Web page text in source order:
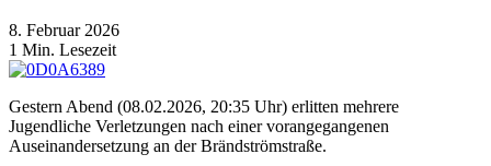
8. Februar 2026
1 Min. Lesezeit
Gestern Abend (08.02.2026, 20:35 Uhr) erlitten mehrere
Jugendliche Verletzungen nach einer vorangegangenen
Auseinandersetzung an der Brändströmstraße.